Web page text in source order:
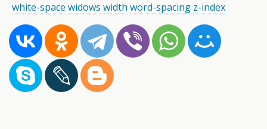
white-space widows width word-spacing z-index